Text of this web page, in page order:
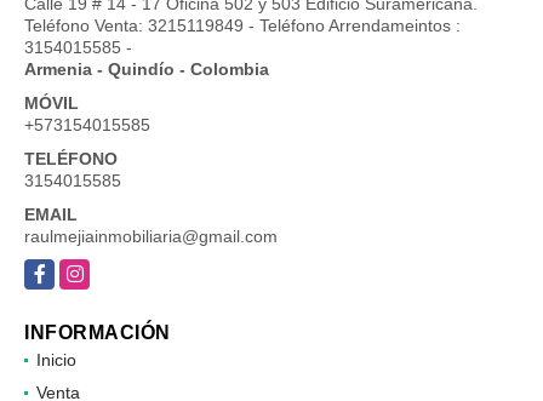
UBICACIÓN
Calle 19 # 14 - 17 Oficina 502 y 503 Edificio Suramericana.
Teléfono Venta: 3215119849 - Teléfono Arrendameintos :
3154015585 -
Armenia - Quindío - Colombia
MÓVIL
+573154015585
TELÉFONO
3154015585
EMAIL
raulmejiainmobiliaria@gmail.com
INFORMACIÓN
Inicio